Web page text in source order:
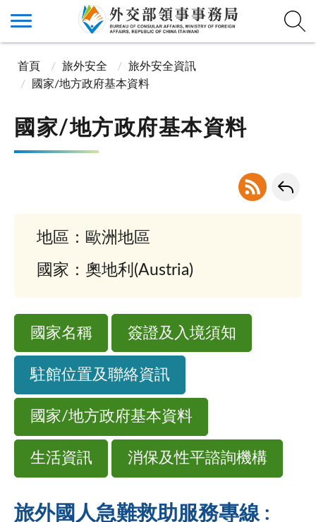
首頁 旅外安全
旅外安全資訊
國家/地方政府基本資料
國家/地方政府基本資料
地區：歐洲地區
國家：奧地利(Austria)
國家名稱 簽證及入境須知
駐館位置及聯絡資訊
國家/地方政府基本資料
生活資訊 消保及性平諮詢機構
旅外國人急難救助服務專線 :